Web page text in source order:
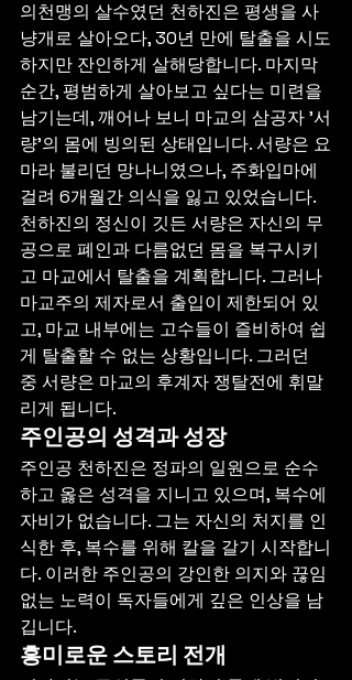
의천맹의 살수였던 천하진은 평생을 사
냥개로 살아오다, 30년 만에 탈출을 시도
하지만 잔인하게 살해당합니다. 마지막
순간, 평범하게 살아보고 싶다는 미련을
남기는데, 깨어나 보니 마교의 삼공자 '서
량'의 몸에 빙의된 상태입니다. 서량은 요
마라 불리던 망나니였으나, 주화입마에
걸려 6개월간 의식을 잃고 있었습니다.
천하진의 정신이 깃든 서량은 자신의 무
공으로 폐인과 다름없던 몸을 복구시키
고 마교에서 탈출을 계획합니다. 그러나
마교주의 제자로서 출입이 제한되어 있
고, 마교 내부에는 고수들이 즐비하여 쉽
게 탈출할 수 없는 상황입니다. 그러던
중 서량은 마교의 후계자 쟁탈전에 휘말
리게 됩니다.
주인공의 성격과 성장
주인공 천하진은 정파의 일원으로 순수
하고 옳은 성격을 지니고 있으며, 복수에
자비가 없습니다. 그는 자신의 처지를 인
식한 후, 복수를 위해 칼을 갈기 시작합니
다. 이러한 주인공의 강인한 의지와 끊임
없는 노력이 독자들에게 깊은 인상을 남
깁니다.
흥미로운 스토리 전개